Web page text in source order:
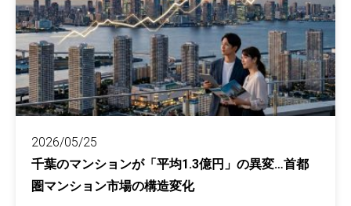
2026/05/25
千葉のマンションが「平均1.3億円」の異変…首都
圏マンション市場の構造変化